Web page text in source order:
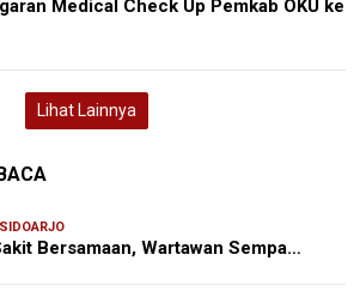
Medical Check Up Pemkab OKU ke
Lihat Lainnya
SIDOARJO
Bersamaan, Wartawan Sempa…